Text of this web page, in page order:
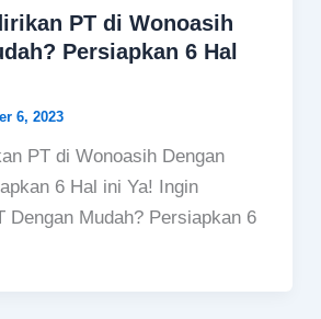
PT di Wonoasih
Persiapkan 6 Hal
6, 2023
PT di Wonoasih Dengan
6 Hal ini Ya! Ingin
Dengan Mudah? Persiapkan 6